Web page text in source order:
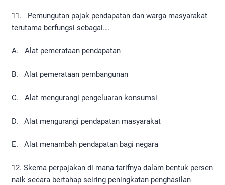
11. Pemungutan pajak pendapatan dan warga masyarakat
terutama berfungsi sebagai….
A. Alat pemerataan pendapatan
B. Alat pemerataan pembangunan
C. Alat mengurangi pengeluaran konsumsi
D. Alat mengurangi pendapatan masyarakat
E. Alat menambah pendapatan bagi negara
12. Skema perpajakan di mana tarifnya dalam bentuk persen
naik secara bertahap seiring peningkatan penghasilan